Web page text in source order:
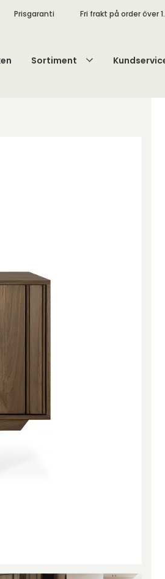
Prisgaranti Fri frakt på order över
Sortiment